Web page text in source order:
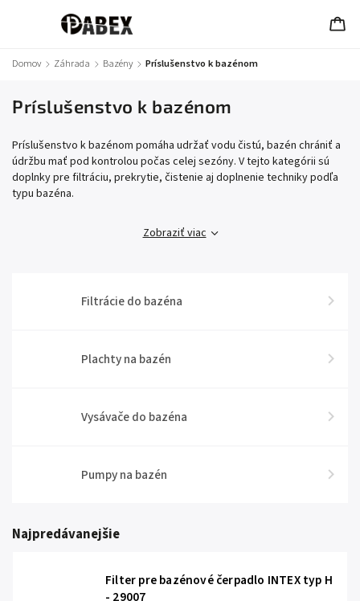
Domov / Záhrada / Bazény / Príslušenstvo k bazénom
Príslušenstvo k bazénom
Príslušenstvo k bazénom pomáha udržať vodu čistú, bazén chrániť a
údržbu mať pod kontrolou počas celej sezóny. V tejto kategórii sú
doplnky pre filtráciu, prekrytie, čistenie aj doplnenie techniky podľa
typu bazéna.
Zobraziť viac
Filtrácie do bazéna
Plachty na bazén
Vysávače do bazéna
Pumpy na bazén
Najpredávanejšie
Filter pre bazénové čerpadlo INTEX typ H
- 29007